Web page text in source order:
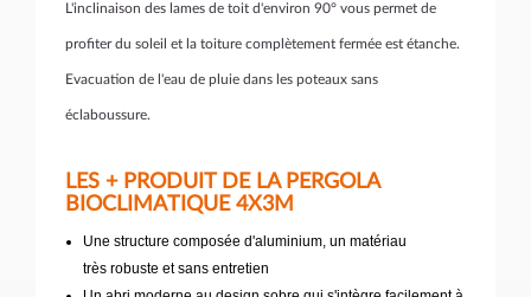
L'inclinaison des lames de toit d'environ 90° vous permet de
profiter du soleil et la toiture complètement fermée est étanche.
Evacuation de l'eau de pluie dans les poteaux sans
éclaboussure.
LES + PRODUIT DE LA PERGOLA
BIOCLIMATIQUE 4X3M
Une structure composée d'aluminium, un matériau
très robuste et sans entretien